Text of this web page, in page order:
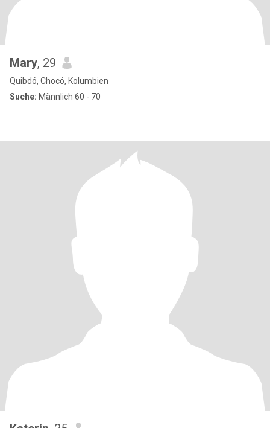
Mary, 29
Quibdó, Chocó, Kolumbien
Suche: Männlich 60 - 70